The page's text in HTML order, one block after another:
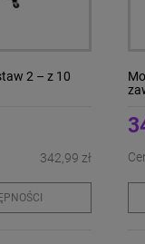
2 – z 10
342,99 zł